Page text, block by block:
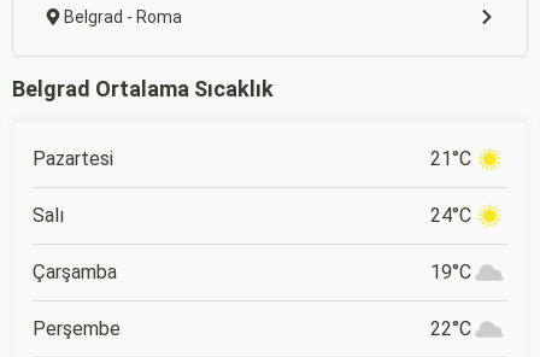
Belgrad - Roma
Belgrad Ortalama Sıcaklık
Pazartesi 21°C
Salı 24°C
Çarşamba 19°C
Perşembe 22°C